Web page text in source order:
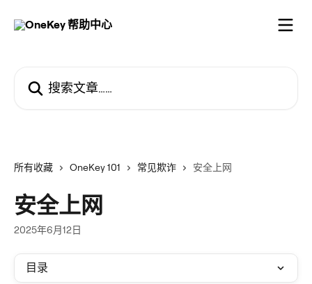
所有收藏 OneKey 101 常见欺诈 安全上网
安全上网
2025年6月12日
目录